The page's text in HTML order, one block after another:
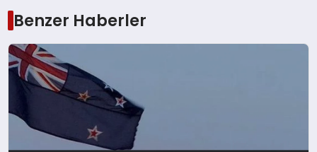
Benzer Haberler